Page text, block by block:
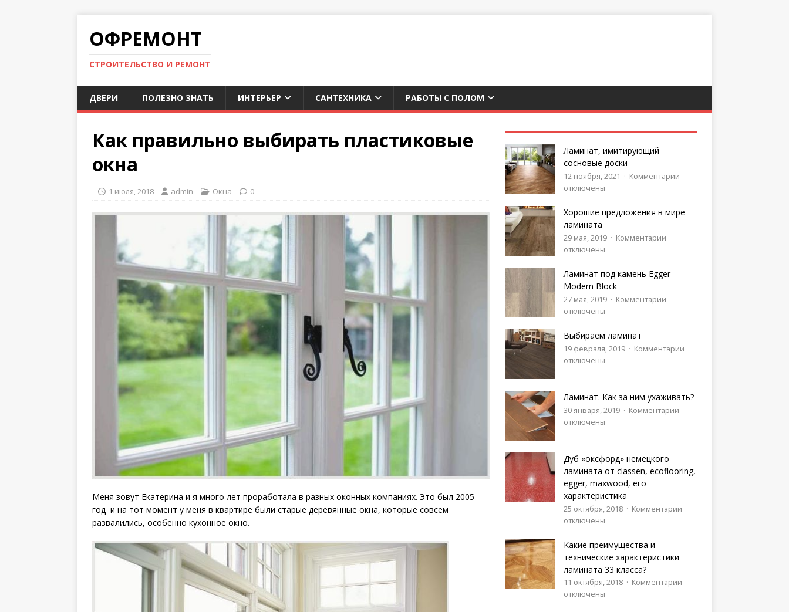
ОФРЕМОНТ
СТРОИТЕЛЬСТВО И РЕМОНТ
ДВЕРИ ПОЛЕЗНО ЗНАТЬ ИНТЕРЬЕР САНТЕХНИКА РАБОТЫ С ПОЛОМ
Как правильно выбирать пластиковые
окна
1 июля, 2018 admin Окна 0
Меня зовут Екатерина и я много лет проработала в разных оконных компаниях. Это был 2005
год и на тот момент у меня в квартире были старые деревянные окна, которые совсем
развалились, особенно кухонное окно.
Ламинат, имитирующий
сосновые доски
12 ноября, 2021
Комментарии
отключены
Хорошие предложения в мире
ламината
29 мая, 2019
Комментарии
отключены
Ламинат под камень Egger
Modern Block
27 мая, 2019
Комментарии
отключены
Выбираем ламинат
19 февраля, 2019
Комментарии
отключены
Ламинат. Как за ним ухаживать?
30 января, 2019
Комментарии
отключены
Дуб «оксфорд» немецкого
ламината от classen, ecoflooring,
egger, maxwood, его
характеристика
25 октября, 2018
Комментарии
отключены
Какие преимущества и
технические характеристики
ламината 33 класса?
11 октября, 2018
Комментарии
отключены